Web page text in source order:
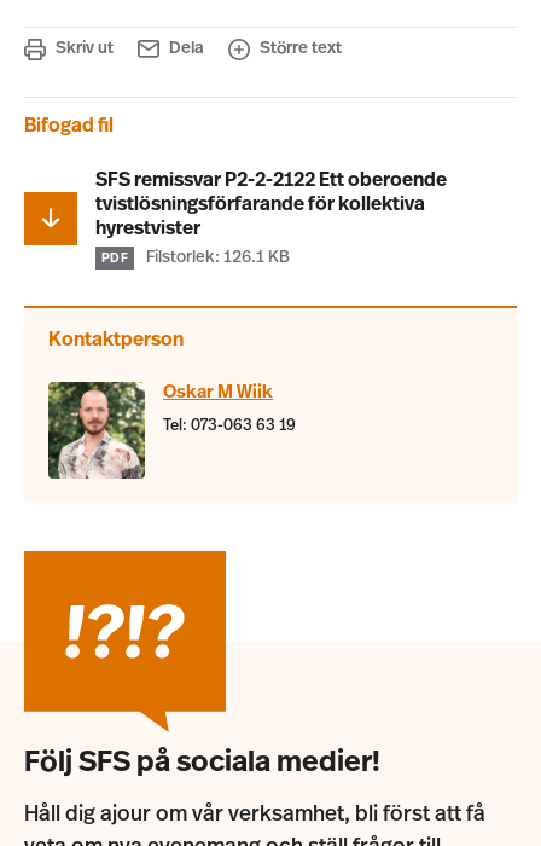
Skriv ut Dela Större text
Bifogad fil
SFS remissvar P2-2-2122 Ett oberoende
tvistlösningsförfarande för kollektiva
hyrestvister
PDF Filstorlek: 126.1 KB
Kontaktperson
Oskar M Wiik
Tel: 073-063 63 19
Följ SFS på sociala medier!
Håll dig ajour om vår verksamhet, bli först att få